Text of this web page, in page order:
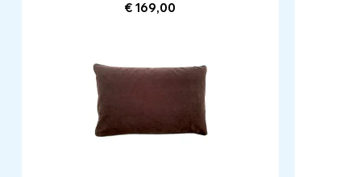
€ 169,00